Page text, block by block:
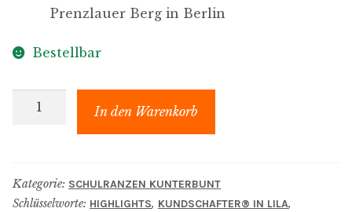
Prenzlauer Berg in Berlin
Bestellbar
kundschafter​
"Bette"
In den Warenkorb
Kategorie: SCHULRANZEN KUNTERBUNT
Schlüsselworte: HIGHLIGHTS, KUNDSCHAFTER​® IN LILA,